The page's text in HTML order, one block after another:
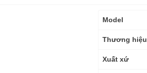
Thông
kỹ
Model
Thương hiệu
Xuất xứ